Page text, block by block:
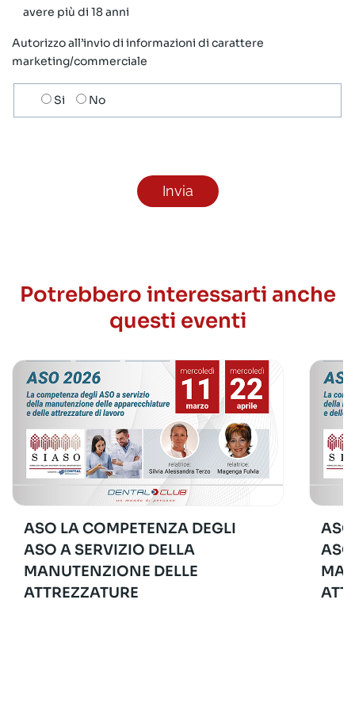
avere più di 18 anni
Autorizzo all’invio di informazioni di carattere
marketing/commerciale
Scelta
invio
Si No
Potrebbero interessarti anche
questi eventi
ASO LA COMPETENZA DEGLI
ASO A SERVIZIO DELLA
MANUTENZIONE DELLE
ATTREZZATURE